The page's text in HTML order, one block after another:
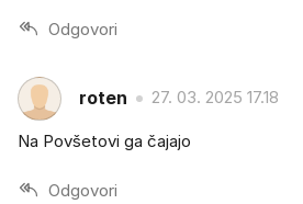
Odgovori
roten 27. 03. 2025 17.18
Na Povšetovi ga čajajo
Odgovori